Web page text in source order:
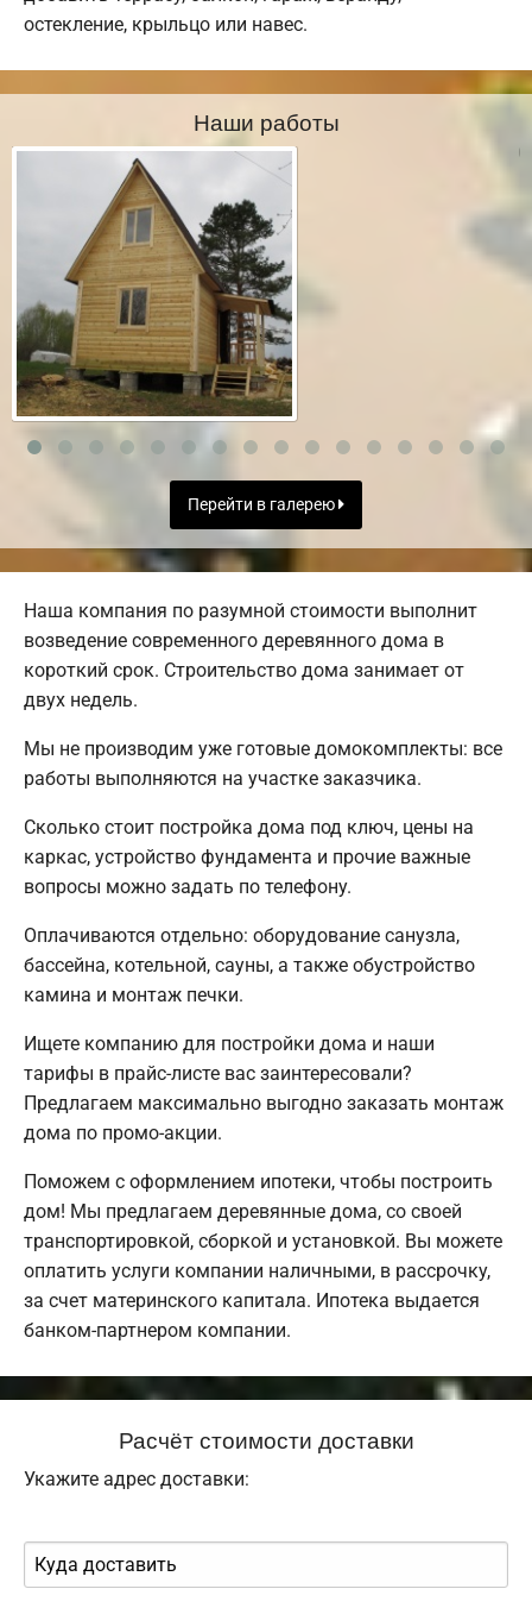
остекление, крыльцо или навес.
Наши работы
Перейти в галерею
Наша компания по разумной стоимости выполнит
возведение современного деревянного дома в
короткий срок. Строительство дома занимает от
двух недель.
Мы не производим уже готовые домокомплекты: все
работы выполняются на участке заказчика.
Сколько стоит постройка дома под ключ, цены на
каркас, устройство фундамента и прочие важные
вопросы можно задать по телефону.
Оплачиваются отдельно: оборудование санузла,
бассейна, котельной, сауны, а также обустройство
камина и монтаж печки.
Ищете компанию для постройки дома и наши
тарифы в прайс-листе вас заинтересовали?
Предлагаем максимально выгодно заказать монтаж
дома по промо-акции.
Поможем с оформлением ипотеки, чтобы построить
дом! Мы предлагаем деревянные дома, со своей
транспортировкой, сборкой и установкой. Вы можете
оплатить услуги компании наличными, в рассрочку,
за счет материнского капитала. Ипотека выдается
банком-партнером компании.
Расчёт стоимости доставки
Укажите адрес доставки: